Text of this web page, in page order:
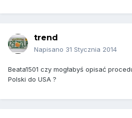
trend
Napisano 31 Stycznia 2014
Beata1501 czy mogłabyś opisać
Polski do USA ?